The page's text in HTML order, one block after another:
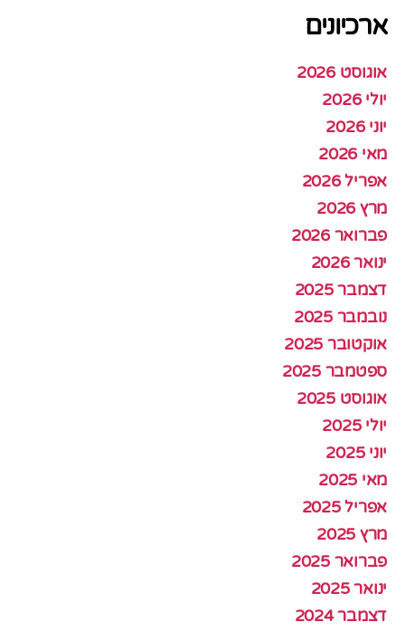
ארכיונים
אוגוסט 2026
יולי 2026
יוני 2026
מאי 2026
אפריל 2026
מרץ 2026
פברואר 2026
ינואר 2026
דצמבר 2025
נובמבר 2025
אוקטובר 2025
ספטמבר 2025
אוגוסט 2025
יולי 2025
יוני 2025
מאי 2025
אפריל 2025
מרץ 2025
פברואר 2025
ינואר 2025
דצמבר 2024